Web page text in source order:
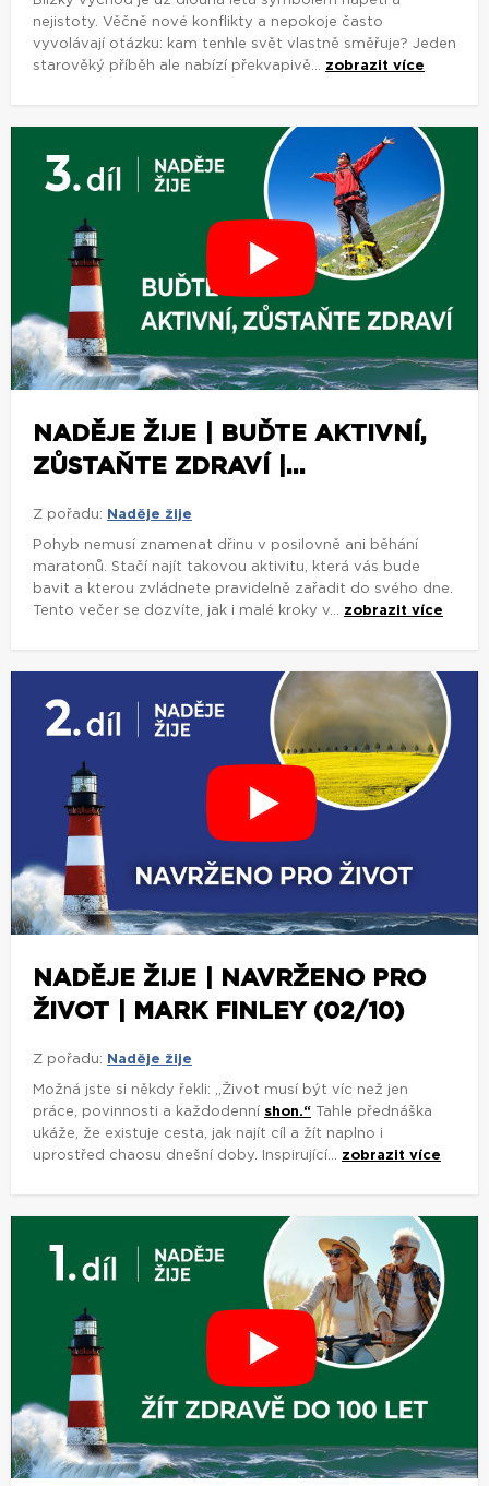
nejistoty. Věčně nové konflikty a nepokoje často
vyvolávají otázku: kam tenhle svět vlastně směřuje? Jeden
starověký příběh ale nabízí překvapivě... zobrazit více
NADĚJE ŽIJE | BUĎTE AKTIVNÍ,
ZŮSTAŇTE ZDRAVÍ |...
Z pořadu: Naděje žije
Pohyb nemusí znamenat dřinu v posilovně ani běhání
maratonů. Stačí najít takovou aktivitu, která vás bude
bavit a kterou zvládnete pravidelně zařadit do svého dne.
Tento večer se dozvíte, jak i malé kroky v... zobrazit více
NADĚJE ŽIJE | NAVRŽENO PRO
ŽIVOT | MARK FINLEY (02/10)
Z pořadu: Naděje žije
Možná jste si někdy řekli: „Život musí být víc než jen
práce, povinnosti a každodenní shon.“ Tahle přednáška
ukáže, že existuje cesta, jak najít cíl a žít naplno i
uprostřed chaosu dnešní doby. Inspirující... zobrazit více